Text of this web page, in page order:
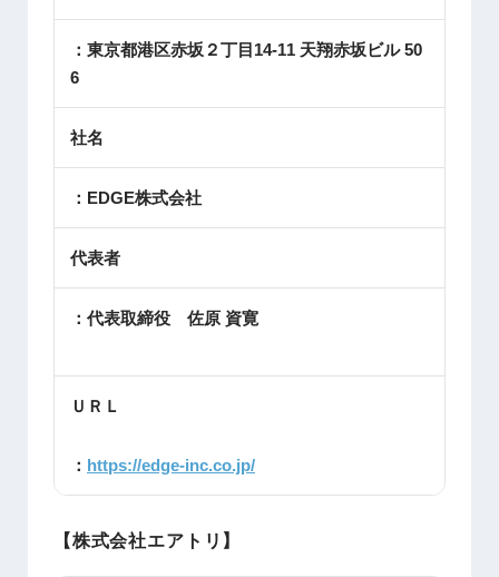
：東京都港区赤坂２丁目14-11 天翔赤坂ビル 50
6
社名
：EDGE株式会社
代表者
：代表取締役 佐原 資寛
ＵＲＬ
： https://edge-inc.co.jp/
【株式会社エアトリ】